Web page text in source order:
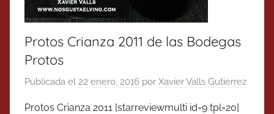
Protos Crianza 2011 de las Bodegas
Protos
Publicada el 22 enero, 2016 por Xavier Valls Gutierrez
Protos Crianza 2011 [starreviewmulti id=9 tpl=20]